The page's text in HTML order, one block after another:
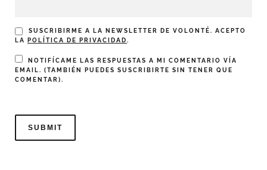
SUSCRIBIRME A LA NEWSLETTER DE VOLONTÉ. ACEPTO
LA
POLÍTICA DE PRIVACIDAD.
NOTIFÍCAME LAS RESPUESTAS A MI COMENTARIO VÍA
EMAIL. (TAMBIÉN PUEDES SUSCRIBIRTE SIN TENER QUE
COMENTAR).